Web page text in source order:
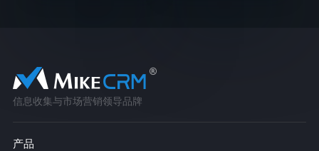
信息收集与市场营销领导品牌
产品